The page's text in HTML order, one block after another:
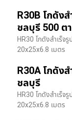
R30B โกดัง
ชลบุรี 500 ต
HR30 โกดังสำเร็จ
20x25x6.8 เมตร
R30A โกดัง
ชลบุรี
HR30 โกดังสำเร็จ
20x25x6.8 เมตร